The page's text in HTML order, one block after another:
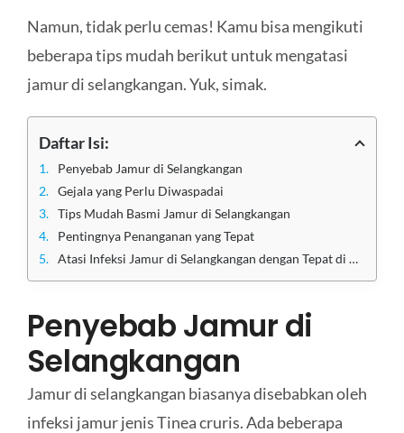
Namun, tidak perlu cemas! Kamu bisa mengikuti
beberapa tips mudah berikut untuk mengatasi
jamur di selangkangan. Yuk, simak.
Daftar Isi:
Penyebab Jamur di Selangkangan
Gejala yang Perlu Diwaspadai
Tips Mudah Basmi Jamur di Selangkangan
Pentingnya Penanganan yang Tepat
Atasi Infeksi Jamur di Selangkangan dengan Tepat di Klinik Utama Sentosa
Penyebab Jamur di
Selangkangan
Jamur di selangkangan biasanya disebabkan oleh
infeksi jamur jenis Tinea cruris. Ada beberapa